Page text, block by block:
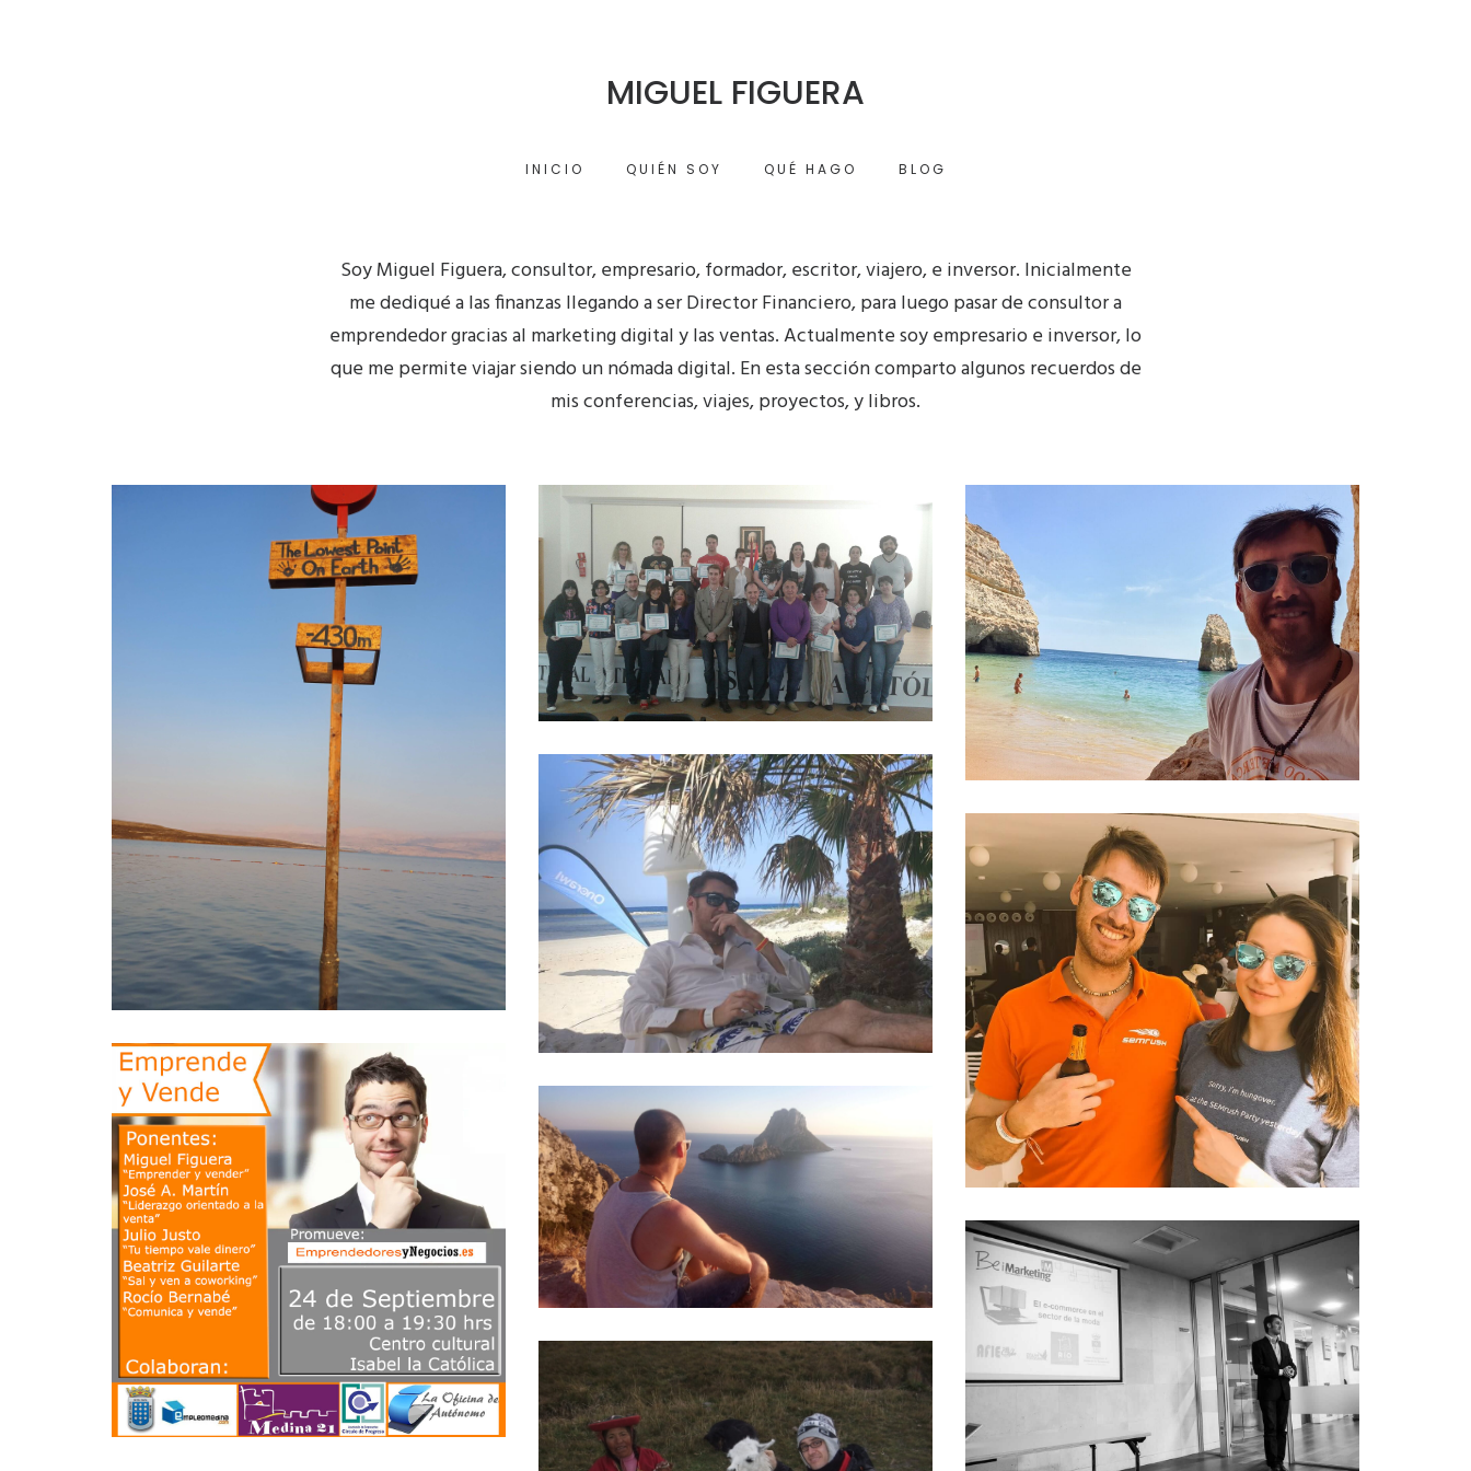
MIGUEL FIGUERA
INICIO QUIÉN SOY QUÉ HAGO BLOG
Soy Miguel Figuera, consultor, empresario, formador, escritor, viajero, e inversor. Inicialmente
me dediqué a las finanzas llegando a ser Director Financiero, para luego pasar de consultor a
emprendedor gracias al marketing digital y las ventas. Actualmente soy empresario e inversor, lo
que me permite viajar siendo un nómada digital. En esta sección comparto algunos recuerdos de
mis conferencias, viajes, proyectos, y libros.